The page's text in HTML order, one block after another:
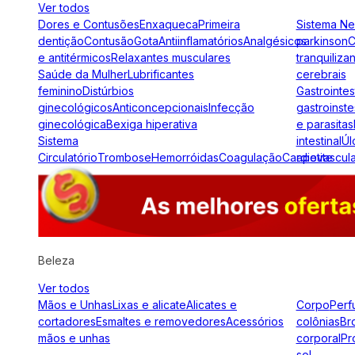
Ver todos
Dores e ContusõesEnxaquecaPrimeira
dentiçãoContusãoGotaAntiinflamatóriosAnalgésicos
e antitérmicosRelaxantes musculares
Saúde da MulherLubrificantes
femininoDistúrbios
ginecológicosAnticoncepcionaisInfecção
ginecológicaBexiga hiperativa
Sistema
CirculatórioTromboseHemorróidasCoagulação
Sistema
parkinson
cerebrais
e parasitas
intestinal
apetite
Beleza
Ver todos
Mãos e UnhasLixas e alicateAlicates e
cortadoresEsmaltes e removedoresAcessórios
mãos e unhas
Corpo
colônias
corporal